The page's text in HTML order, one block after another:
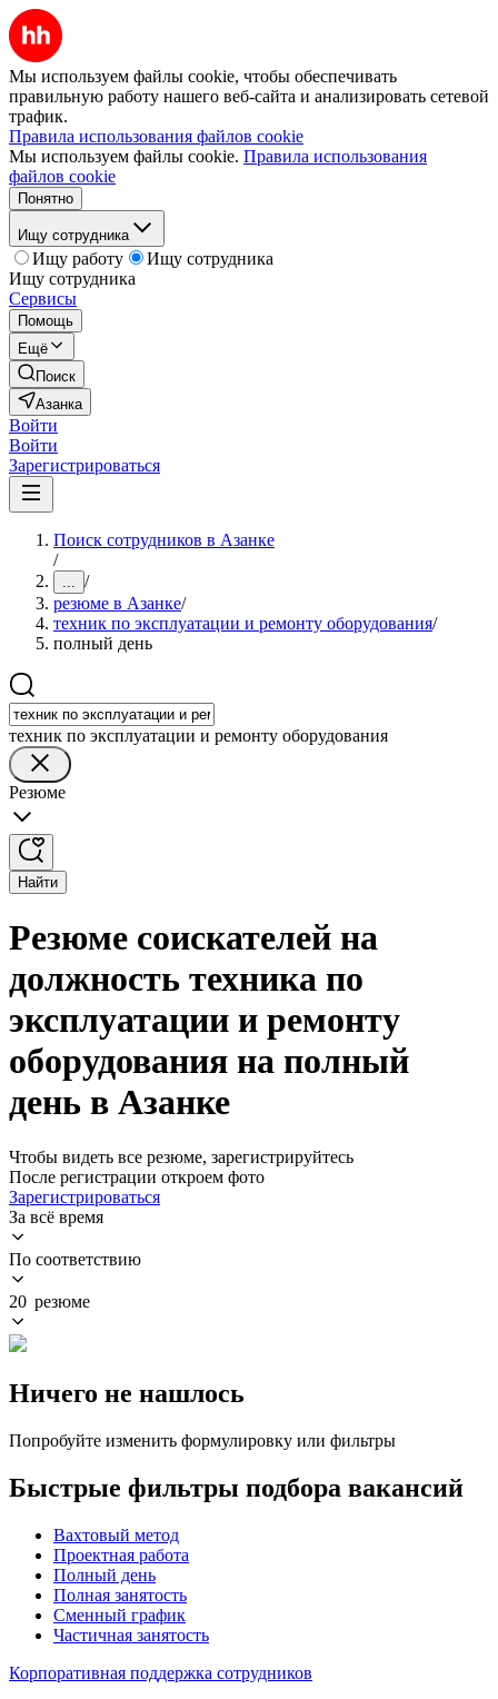
Мы используем файлы cookie, чтобы обеспечивать
правильную работу нашего веб-сайта и анализировать сетевой
трафик.
Правила использования файлов cookie
Мы используем файлы cookie. Правила использования
файлов cookie
Понятно
Ищу сотрудника
Ищу работу
Ищу сотрудника
Ищу сотрудника
Сервисы
Помощь
Ещё
Поиск
Азанка
Войти
Войти
Зарегистрироваться
Поиск сотрудников в Азанке
/
... /
резюме в Азанке/
техник по эксплуатации и ремонту оборудования/
полный день
техник по эксплуатации и ремонту оборудования
Резюме
Найти
Резюме соискателей на
должность техника по
эксплуатации и ремонту
оборудования на полный
день в Азанке
Чтобы видеть все резюме, зарегистрируйтесь
После регистрации откроем фото
Зарегистрироваться
За всё время
По соответствию
20 резюме
Ничего не нашлось
Попробуйте изменить формулировку или фильтры
Быстрые фильтры подбора вакансий
Вахтовый метод
Проектная работа
Полный день
Полная занятость
Сменный график
Частичная занятость
Корпоративная поддержка сотрудников